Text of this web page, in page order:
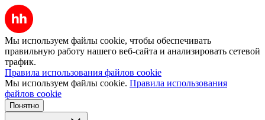
Мы используем файлы cookie, чтобы обеспечивать
правильную работу нашего веб-сайта и анализировать сетевой
трафик.
Правила использования файлов cookie
Мы используем файлы cookie. Правила использования
файлов cookie
Понятно